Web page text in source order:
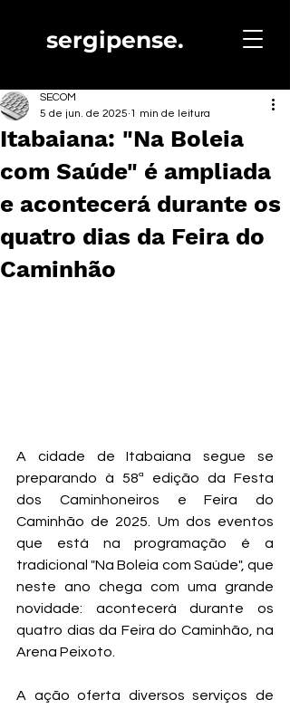
sergipense.
Itabaiana: "Na Boleia
com Saúde" é ampliada
e acontecerá durante os
quatro dias da Feira do
Caminhão
SECOM
5 de jun. de 2025 1 min de leitura
A cidade de Itabaiana segue se
preparando à 58ª edição da Festa
dos Caminhoneiros e Feira do
Caminhão de 2025. Um dos eventos
que está na programação é a
tradicional "Na Boleia com Saúde", que
neste ano chega com uma grande
novidade: acontecerá durante os
quatro dias da Feira do Caminhão, na
Arena Peixoto.
A ação oferta diversos serviços de